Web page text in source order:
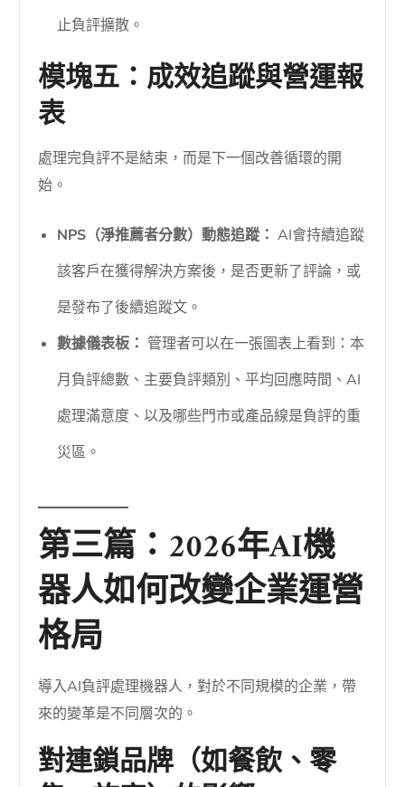
止負評擴散。
模塊五：成效追蹤與營運報
表
處理完負評不是結束，而是下一個改善循環的開
始。
NPS（淨推薦者分數）動態追蹤： AI會持續追蹤
該客戶在獲得解決方案後，是否更新了評論，或
是發布了後續追蹤文。
數據儀表板： 管理者可以在一張圖表上看到：本
月負評總數、主要負評類別、平均回應時間、AI
處理滿意度、以及哪些門市或產品線是負評的重
災區。
第三篇：2026年AI機
器人如何改變企業運營
格局
導入AI負評處理機器人，對於不同規模的企業，帶
來的變革是不同層次的。
對連鎖品牌（如餐飲、零